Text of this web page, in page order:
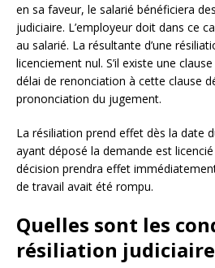
en sa faveur, le salarié bénéficiera
judiciaire. L’employeur doit dans ce
au salarié. La résultante d’une
licenciement nul. S’il existe une
délai de renonciation à cette clause
prononciation du jugement.
La résiliation prend effet dès la date
ayant déposé la demande est
décision prendra effet
de travail avait été rompu.
Quelles sont les
résiliation judiciaire